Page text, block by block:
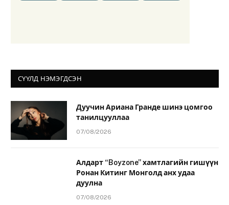
СҮҮЛД НЭМЭГДСЭН
Дуучин Ариана Гранде шинэ цомгоо
танилцууллаа
07/08/2026
Алдарт “Boyzone” хамтлагийн гишүүн
Ронан Китинг Монголд анх удаа
дуулна
07/08/2026